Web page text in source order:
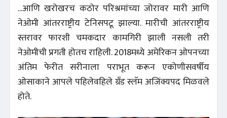
...आणि खरोखरच कठोर परिश्रमांच्या जोरावर मारी आणि
नेओमी आंतरराष्ट्रीय टेनिसपटू झाल्या. मारीची आंतरराष्ट्रीय
स्तरावर फारशी चमकदार कामगिरी झाली नसली तरी
नेओमीची प्रगती होतच राहिली. 2018मध्ये अमेरिकन ओपनच्या
अंतिम फेरीत सरीनाला पराभूत करून एकोणीसवर्षीय
ओसाकाने आपले पहिलेवहिले ग्रँड स्लॅम अजिंक्यपद मिळवले
होते.